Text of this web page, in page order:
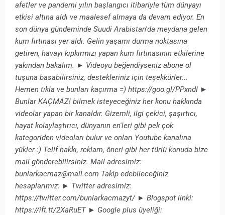
afetler ve pandemi yılın başlangıcı itibariyle tüm dünyayı
etkisi altına aldı ve maalesef almaya da devam ediyor. En
son dünya gündeminde Suudi Arabistan'da meydana gelen
kum fırtınası yer aldı. Gelin yaşamı durma noktasına
getiren, havayı kıpkırmızı yapan kum fırtınasının etkilerine
yakından bakalım. ► Videoyu beğendiyseniz abone ol
tuşuna basabilirsiniz, destekleriniz için teşekkürler...
Hemen tıkla ve bunları kaçırma =) https://goo.gl/PPxndI ►
Bunlar KAÇMAZ! bilmek isteyeceğiniz her konu hakkında
videolar yapan bir kanaldır. Gizemli, ilgi çekici, şaşırtıcı,
hayat kolaylaştırıcı, dünyanın en'leri gibi pek çok
kategoriden videoları bulur ve onları Youtube kanalına
yükler :) Telif hakkı, reklam, öneri gibi her türlü konuda bize
mail gönderebilirsiniz. Mail adresimiz:
bunlarkacmaz@mail.com Takip edebileceğiniz
hesaplarımız: ► Twitter adresimiz:
https://twitter.com/bunlarkacmazyt/ ► Blogspot linki:
https://ift.tt/2XaRuET ► Google plus üyeliği: